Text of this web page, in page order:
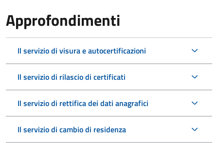
Approfondimenti
Il servizio di visura e autocertificazioni
Il servizio di rilascio di certificati
Il servizio di rettifica dei dati anagrafici
Il servizio di cambio di residenza